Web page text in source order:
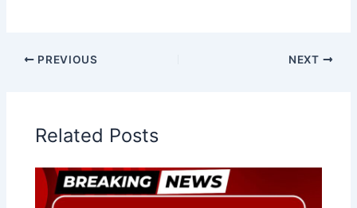
PREVIOUS NEXT
Related Posts